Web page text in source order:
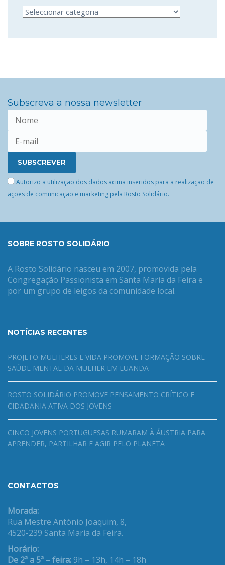
Categorias
Subscreva a nossa newsletter
Autorizo a utilização dos dados acima inseridos para a realização de
ações de comunicação e marketing pela Rosto Solidário.
SOBRE ROSTO SOLIDÁRIO
A Rosto Solidário nasceu em 2007, promovida pela
Congregação Passionista em Santa Maria da Feira e
por um grupo de leigos da comunidade local.
NOTÍCIAS RECENTES
PROJETO MULHERES E VIDA PROMOVE FORMAÇÃO SOBRE
SAÚDE MENTAL DA MULHER EM LUANDA
ROSTO SOLIDÁRIO PROMOVE PENSAMENTO CRÍTICO E
CIDADANIA ATIVA DOS JOVENS
CINCO JOVENS PORTUGUESAS RUMARAM À ÁUSTRIA PARA
APRENDER, PARTILHAR E AGIR PELO PLANETA
CONTACTOS
Morada:
Rua Mestre António Joaquim, 8,
4520-239 Santa Maria da Feira.
Horário:
De 2ª a 5ª – feira: 9h – 13h, 14h – 18h